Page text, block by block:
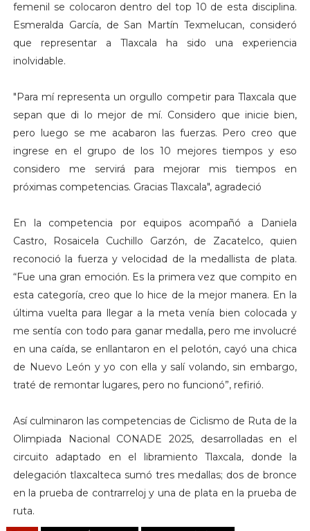
femenil se colocaron dentro del top 10 de esta disciplina.
Esmeralda García, de San Martín Texmelucan, consideró
que representar a Tlaxcala ha sido una experiencia
inolvidable.
"Para mí representa un orgullo competir para Tlaxcala que
sepan que di lo mejor de mí. Considero que inicie bien,
pero luego se me acabaron las fuerzas. Pero creo que
ingrese en el grupo de los 10 mejores tiempos y eso
considero me servirá para mejorar mis tiempos en
próximas competencias. Gracias Tlaxcala", agradeció
En la competencia por equipos acompañó a Daniela
Castro, Rosaicela Cuchillo Garzón, de Zacatelco, quien
reconoció la fuerza y velocidad de la medallista de plata.
“Fue una gran emoción. Es la primera vez que compito en
esta categoría, creo que lo hice de la mejor manera. En la
última vuelta para llegar a la meta venía bien colocada y
me sentía con todo para ganar medalla, pero me involucré
en una caída, se enllantaron en el pelotón, cayó una chica
de Nuevo León y yo con ella y salí volando, sin embargo,
traté de remontar lugares, pero no funcionó”, refirió.
Así culminaron las competencias de Ciclismo de Ruta de la
Olimpiada Nacional CONADE 2025, desarrolladas en el
circuito adaptado en el libramiento Tlaxcala, donde la
delegación tlaxcalteca sumó tres medallas; dos de bronce
en la prueba de contrarreloj y una de plata en la prueba de
ruta.